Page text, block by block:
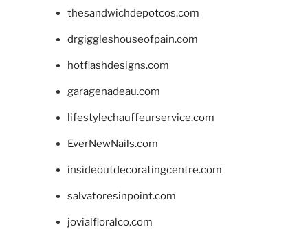
thesandwichdepotcos.com
drgiggleshouseofpain.com
hotflashdesigns.com
garagenadeau.com
lifestylechauffeurservice.com
EverNewNails.com
insideoutdecoratingcentre.com
salvatoresinpoint.com
jovialfloralco.com